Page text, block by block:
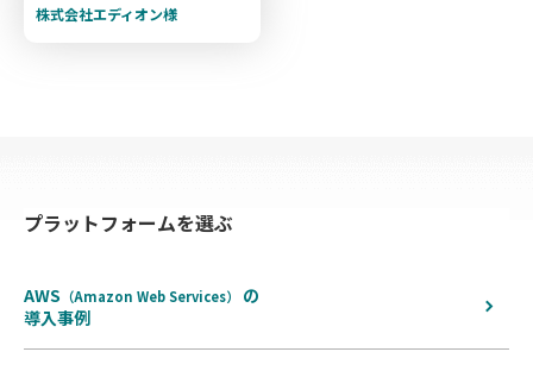
株式会社エディオン様
プラットフォームを選ぶ
AWS （Amazon Web Services）
の
導入事例